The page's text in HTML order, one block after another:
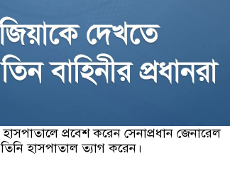
প্রবেশ করেন সেনাপ্রধান জেনারেল
হাসপাতাল ত্যাগ করেন।